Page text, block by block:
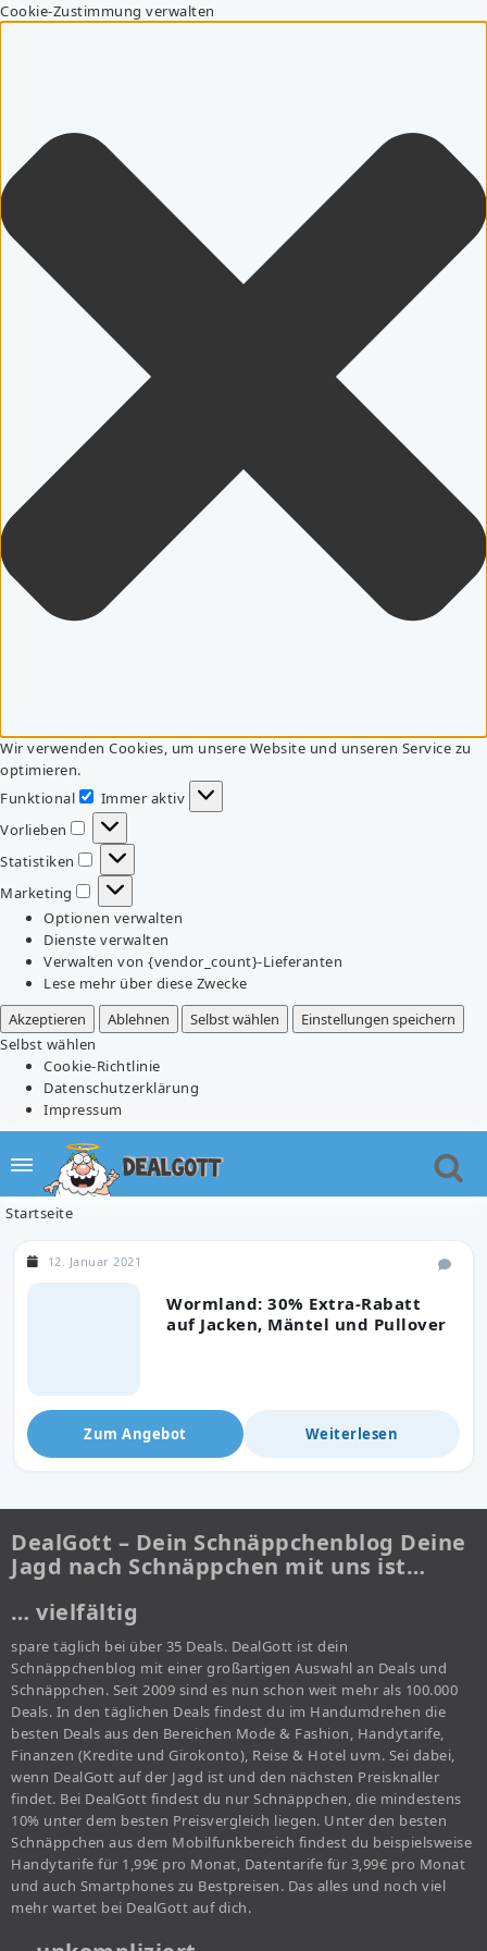
Cookie-Zustimmung verwalten
Wir verwenden Cookies, um unsere Website und unseren Service zu
optimieren.
Funktional
Funktional
Immer aktiv
Vorlieben
Vorlieben
Statistiken
Statistiken
Marketing
Marketing
Optionen verwalten
Dienste verwalten
Verwalten von {vendor_count}-Lieferanten
Lese mehr über diese Zwecke
Akzeptieren
Ablehnen Selbst wählen
Einstellungen speichern
Selbst wählen
Cookie-Richtlinie
Datenschutzerklärung
Impressum
Startseite
Wormland: 30% Extra-Rabatt
auf Jacken, Mäntel und Pullover
12. Januar 2021
Zum Angebot Weiterlesen
DealGott – Dein Schnäppchenblog Deine
Jagd nach Schnäppchen mit uns ist…
… vielfältig
spare täglich bei über 35 Deals. DealGott ist dein
Schnäppchenblog mit einer großartigen Auswahl an Deals und
Schnäppchen. Seit 2009 sind es nun schon weit mehr als 100.000
Deals. In den täglichen Deals findest du im Handumdrehen die
besten Deals aus den Bereichen Mode & Fashion, Handytarife,
Finanzen (Kredite und Girokonto), Reise & Hotel uvm. Sei dabei,
wenn DealGott auf der Jagd ist und den nächsten Preisknaller
findet. Bei DealGott findest du nur Schnäppchen, die mindestens
10% unter dem besten Preisvergleich liegen. Unter den besten
Schnäppchen aus dem Mobilfunkbereich findest du beispielsweise
Handytarife für 1,99€ pro Monat, Datentarife für 3,99€ pro Monat
und auch Smartphones zu Bestpreisen. Das alles und noch viel
mehr wartet bei DealGott auf dich.